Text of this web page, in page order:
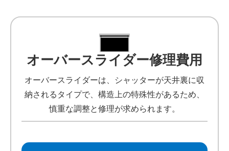
オーバースライダー修理費用
オーバースライダーは、シャッターが天井裏に収
納されるタイプで、構造上の特殊性があるため、
慎重な調整と修理が求められます。